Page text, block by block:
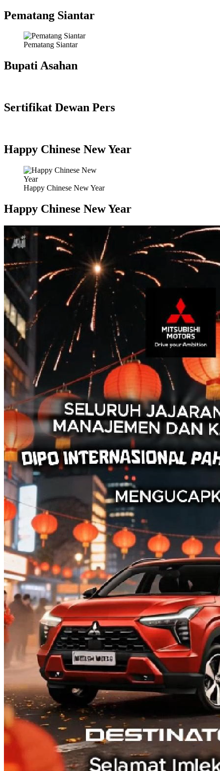
Pematang Siantar
Pematang Siantar
Bupati Asahan
Sertifikat Dewan Pers
Happy Chinese New Year
Happy Chinese New Year
Happy Chinese New Year